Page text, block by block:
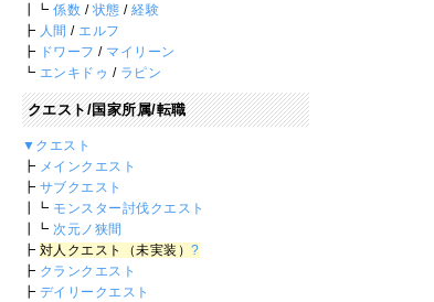
┃┗係数 / 状態 /経験
┣ 人間 / エルフ
┣ ドワーフ / マイリーン
┗ エンキドゥ / ラピン
クエスト/国家所属/転職
▼クエスト
┣ メインクエスト
┣ サブクエスト
┃┗ モンスター討伐クエスト
┃┗ 次元ノ狭間
┣ 対人クエスト（未実装）?
┣ クランクエスト
┣ デイリークエスト